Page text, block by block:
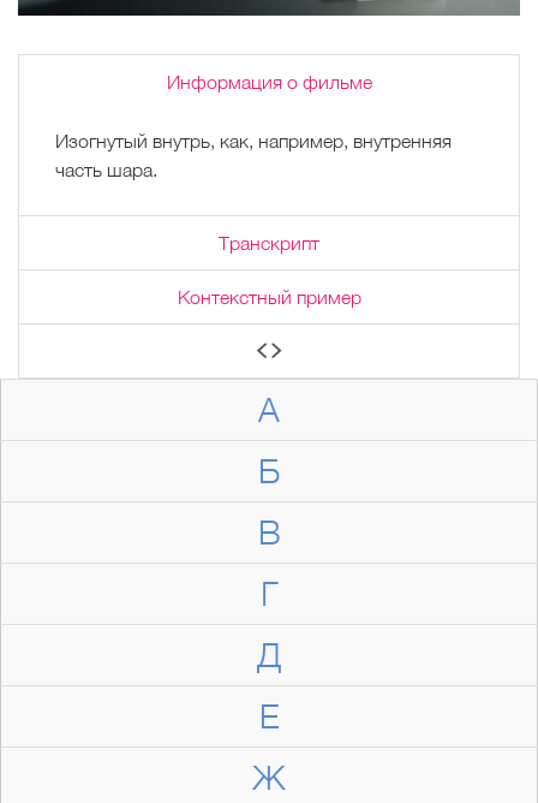
А
Б
В
Г
Д
Е
Ж
Информация о фильме
Изогнутый внутрь, как, например, внутренняя
часть шара.
Транскрипт
Контекстный пример